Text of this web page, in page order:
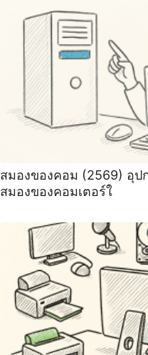
สมองของคอม (2569) อุป
สมองของคอมเตอร์ใ